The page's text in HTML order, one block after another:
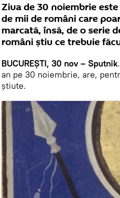
Ziua de 30 noiembrie
de mii de români care
marcată, însă, de o serie
români știu ce trebuie
BUCUREȘTI, 30 nov – Sputnik
an pe 30 noiembrie, are,
știute.